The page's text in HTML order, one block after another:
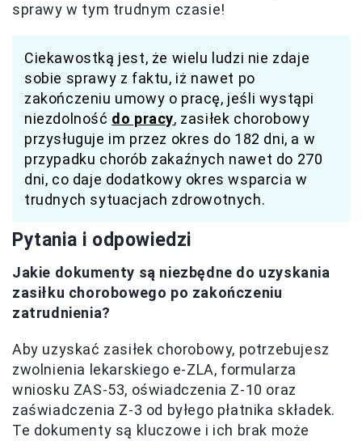
sprawy w tym trudnym czasie!
Ciekawostką jest, że wielu ludzi nie zdaje
sobie sprawy z faktu, iż nawet po
zakończeniu umowy o pracę, jeśli wystąpi
niezdolność do pracy, zasiłek chorobowy
przysługuje im przez okres do 182 dni, a w
przypadku chorób zakaźnych nawet do 270
dni, co daje dodatkowy okres wsparcia w
trudnych sytuacjach zdrowotnych.
Pytania i odpowiedzi
Jakie dokumenty są niezbędne do uzyskania
zasiłku chorobowego po zakończeniu
zatrudnienia?
Aby uzyskać zasiłek chorobowy, potrzebujesz
zwolnienia lekarskiego e-ZLA, formularza
wniosku ZAS-53, oświadczenia Z-10 oraz
zaświadczenia Z-3 od byłego płatnika składek.
Te dokumenty są kluczowe i ich brak może